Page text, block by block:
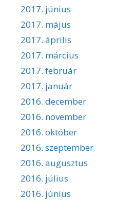
2017. június
2017. május
2017. április
2017. március
2017. február
2017. január
2016. december
2016. november
2016. október
2016. szeptember
2016. augusztus
2016. július
2016. június